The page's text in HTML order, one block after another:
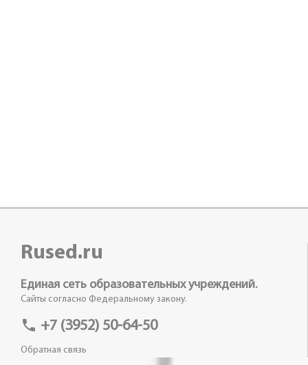
Rused.ru
Единая сеть образовательных учреждений.
Сайты согласно Федеральному закону.
phone +7 (3952) 50-64-50
Обратная связь